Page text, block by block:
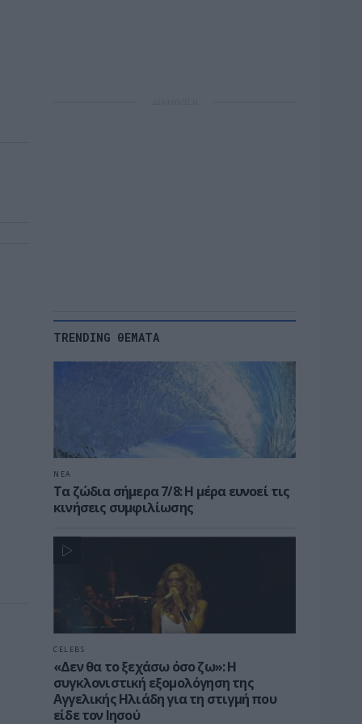
TRENDING ΘΕΜΑΤΑ
ΝΕΑ
Τα ζώδια σήμερα 7/8: Η μέρα ευνοεί τις
κινήσεις συμφιλίωσης
CELEBS
«Δεν θα το ξεχάσω όσο ζω»: Η
συγκλονιστική εξομολόγηση της
Αγγελικής Ηλιάδη για τη στιγμή που
είδε τον Ιησού